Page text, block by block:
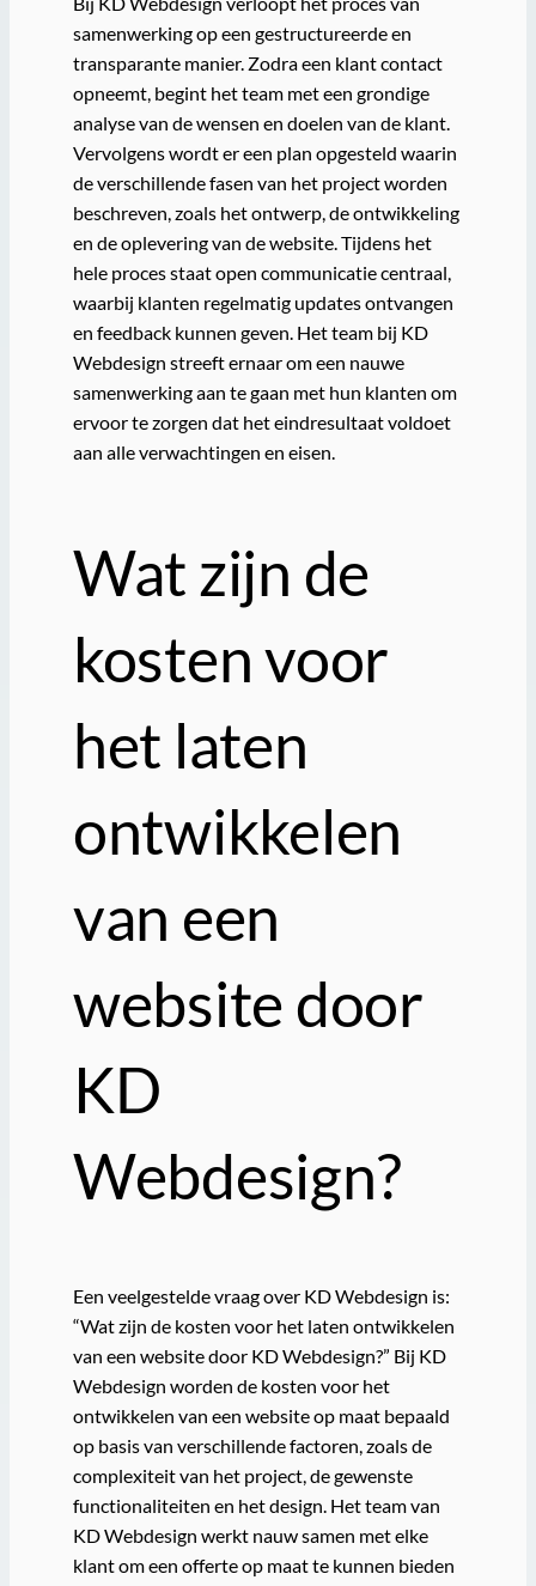
samenwerking op een gestructureerde en
transparante manier. Zodra een klant contact
opneemt, begint het team met een grondige
analyse van de wensen en doelen van de klant.
Vervolgens wordt er een plan opgesteld waarin
de verschillende fasen van het project worden
beschreven, zoals het ontwerp, de ontwikkeling
en de oplevering van de website. Tijdens het
hele proces staat open communicatie centraal,
waarbij klanten regelmatig updates ontvangen
en feedback kunnen geven. Het team bij KD
Webdesign streeft ernaar om een nauwe
samenwerking aan te gaan met hun klanten om
ervoor te zorgen dat het eindresultaat voldoet
aan alle verwachtingen en eisen.
Wat zijn de
kosten voor
het laten
ontwikkelen
van een
website door
KD
Webdesign?
Een veelgestelde vraag over KD Webdesign is:
“Wat zijn de kosten voor het laten ontwikkelen
van een website door KD Webdesign?” Bij KD
Webdesign worden de kosten voor het
ontwikkelen van een website op maat bepaald
op basis van verschillende factoren, zoals de
complexiteit van het project, de gewenste
functionaliteiten en het design. Het team van
KD Webdesign werkt nauw samen met elke
klant om een offerte op maat te kunnen bieden